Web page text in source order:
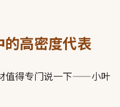
高密度代表
值得专门说一下——小叶